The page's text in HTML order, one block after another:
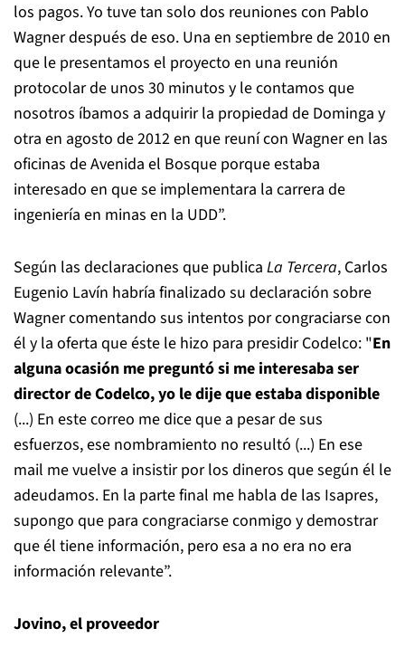
los pagos. Yo tuve tan solo dos reuniones con Pablo
Wagner después de eso. Una en septiembre de 2010 en
que le presentamos el proyecto en una reunión
protocolar de unos 30 minutos y le contamos que
nosotros íbamos a adquirir la propiedad de Dominga y
otra en agosto de 2012 en que reuní con Wagner en las
oficinas de Avenida el Bosque porque estaba
interesado en que se implementara la carrera de
ingeniería en minas en la UDD”.
Según las declaraciones que publica La Tercera, Carlos
Eugenio Lavín habría finalizado su declaración sobre
Wagner comentando sus intentos por congraciarse con
él y la oferta que éste le hizo para presidir Codelco: "En
alguna ocasión me preguntó si me interesaba ser
director de Codelco, yo le dije que estaba disponible
(...) En este correo me dice que a pesar de sus
esfuerzos, ese nombramiento no resultó (...) En ese
mail me vuelve a insistir por los dineros que según él le
adeudamos. En la parte final me habla de las Isapres,
supongo que para congraciarse conmigo y demostrar
que él tiene información, pero esa a no era no era
información relevante”.
Jovino, el proveedor